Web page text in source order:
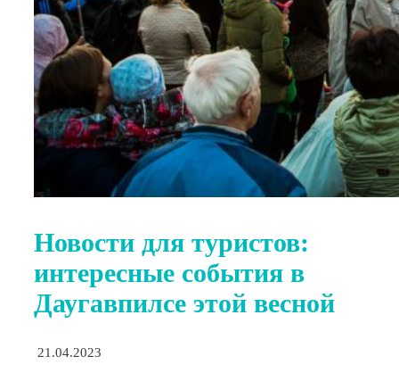
Новости для туристов:
интересные события в
Даугавпилсе этой весной
21.04.2023